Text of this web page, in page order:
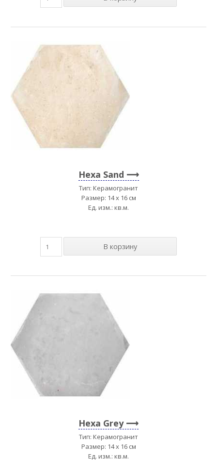
Hexa Sand
Тип: Керамогранит
Размер: 14 x 16 см
Ед. изм.: кв.м.
Hexa Grey
Тип: Керамогранит
Размер: 14 x 16 см
Ед. изм.: кв.м.